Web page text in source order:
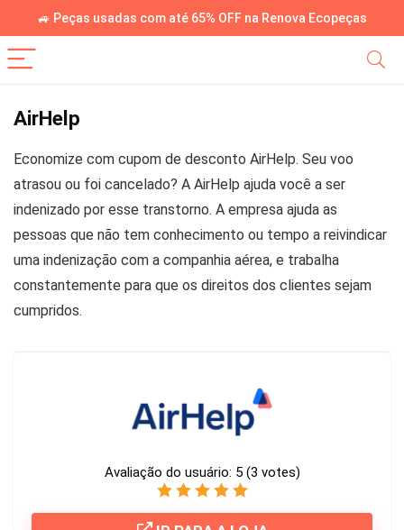
🚙 Peças usadas com até 65% OFF na Renova Ecopeças
AirHelp
Economize com cupom de desconto AirHelp. Seu voo
atrasou ou foi cancelado? A AirHelp ajuda você a ser
indenizado por esse transtorno. A empresa ajuda as
pessoas que não tem conhecimento ou tempo a reivindicar
uma indenização com a companhia aérea, e trabalha
constantemente para que os direitos dos clientes sejam
cumpridos.
Avaliação do usuário: 5 (3 votes)